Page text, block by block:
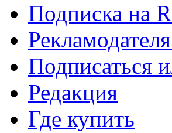
Подписка на
Подписаться
Редакция
Где купить